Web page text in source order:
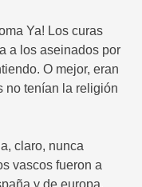
Ya! Los curas
a los aseinados por
O mejor, eran
no tenían la religión
claro, nunca
vascos fueron a
y de europa.